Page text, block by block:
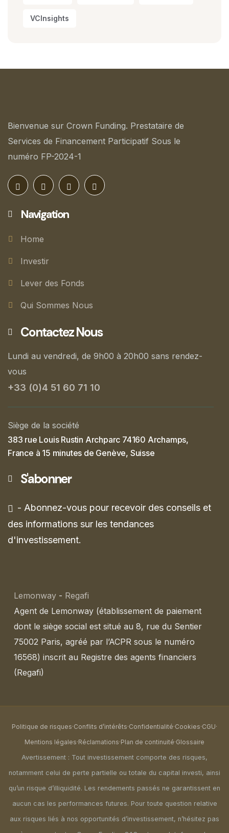
VCInsights
Bienvenue sur Crown Funding. Prestataire de
Services de Financement Participatif Sous le
numéro FP-2024-1
Navigation
Home
Investir
Lever des Fonds
Qui Sommes Nous
Contactez Nous
Lundi au vendredi, de 9h00 à 20h00 sans rendez-
vous
+33 (0)4 51 60 71 10
Siège de la société
383 rue Louis Rustin Archparc 74160 Archamps,
France à 15 minutes de Genève, Suisse
S'abonner
- Abonnez-vous pour recevoir des conseils et
des informations sur les tendances
d'investissement.
Lemonway - Regafi
Agent de Lemonway (établissement de paiement
dont le siège social est situé au 8, rue du Sentier
75002 Paris, agréé par l’ACPR sous le numéro
16568) inscrit au Registre des agents financiers
(Regafi)
Politique de risques·Conflits d’intérêts·Confidentialité·Cookies·CGU·
Mentions légales·Réclamations·Plan de continuité·Glossaire
Avertissement : Tout investissement comporte des risques,
notamment celui de perte partielle ou totale du capital investi, ainsi
qu’un risque d’illiquidité. Les rendements passés ne garantissent en
aucun cas les performances futures. Pour toute question relative
aux risques liés à nos opportunités d’investissement, n’hésitez pas